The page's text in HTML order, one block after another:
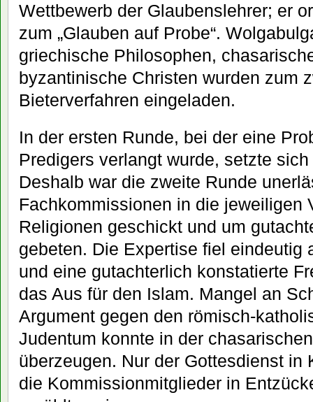
Wettbewerb der Glaubenslehrer; er
zum „Glauben auf Probe“.
griechische Philosophen,
byzantinische Christen wurden zum
Bieterverfahren eingeladen.
In der ersten Runde, bei der eine
Predigers verlangt wurde, setzte
Deshalb war die zweite Runde
Fachkommissionen in die jeweiligen
Religionen geschickt und um
gebeten. Die Expertise fiel eindeutig
und eine gutachterlich konstatierte
das Aus für den Islam. Mangel an
Argument gegen den römisch-
Judentum konnte in der
überzeugen. Nur der Gottesdienst in
die Kommissionmitglieder in